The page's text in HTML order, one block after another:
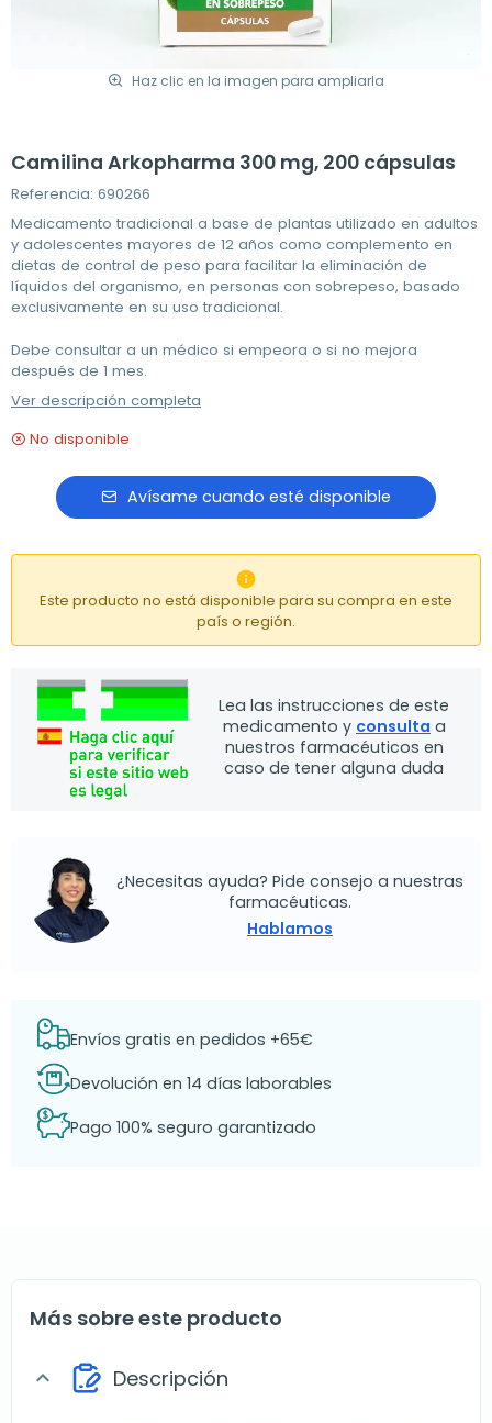
Haz clic en la imagen para ampliarla
Camilina Arkopharma 300 mg, 200 cápsulas
Referencia: 690266
Medicamento tradicional a base de plantas utilizado en adultos
y adolescentes mayores de 12 años como complemento en
dietas de control de peso para facilitar la eliminación de
líquidos del organismo, en personas con sobrepeso, basado
exclusivamente en su uso tradicional.
Debe consultar a un médico si empeora o si no mejora
después de 1 mes.
Ver descripción completa
No disponible
Avísame cuando esté disponible

Este producto no está disponible para su compra en este
país o región.
Lea las instrucciones de este
medicamento y consulta a
nuestros farmacéuticos en
caso de tener alguna duda
¿Necesitas ayuda? Pide consejo a nuestras
farmacéuticas.
Hablamos
Envíos gratis en pedidos +65€
Devolución en 14 días laborables
Pago 100% seguro garantizado
Más sobre este producto
expand_more Descripción